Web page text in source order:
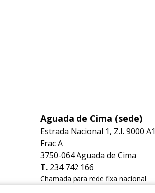
Aguada de Cima (sede)
Estrada Nacional 1, Z.I. 9000 A1
Frac A
3750-064 Aguada de Cima
234 742 166
Chamada para rede fixa nacional